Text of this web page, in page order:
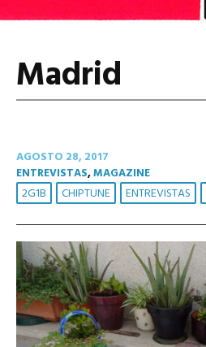
Madrid
AGOSTO 28, 2017
ENTREVISTAS,MAGAZINE
2G1B CHIPTUNE ENTREVISTAS